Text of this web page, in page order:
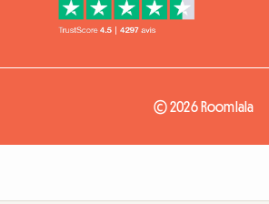
© 2026 Roomlala